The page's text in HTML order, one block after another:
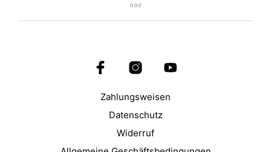
Zahlungsweisen
Datenschutz
Widerruf